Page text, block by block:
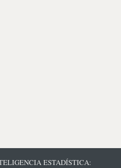
ESTADÍSTICA: